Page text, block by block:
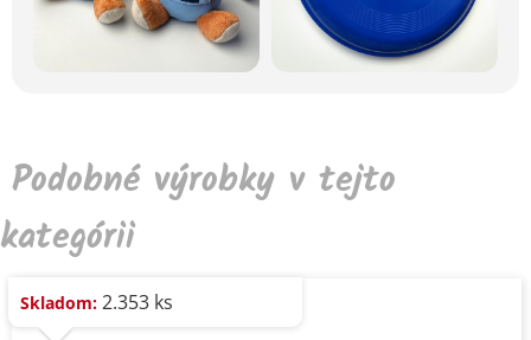
Podobné výrobky v tejto
kategórii
Skladom: 2.353 ks